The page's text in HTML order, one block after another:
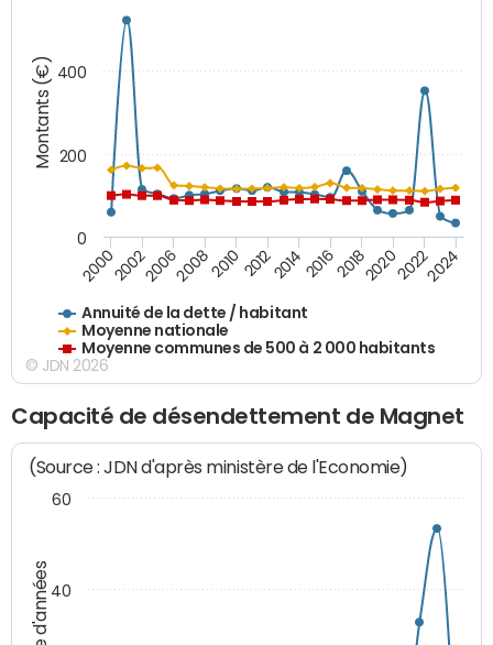
Montants (€)
Annuité de la dette / habitant
Moyenne nationale
Moyenne communes de 500 à 2 000 habitants
20002002200620082010 2012201420162018202020222024
0
200
400
© JDN 2026
Capacité de désendettement de Magnet
(Source : JDN d'après ministère de l'Economie)
40
60